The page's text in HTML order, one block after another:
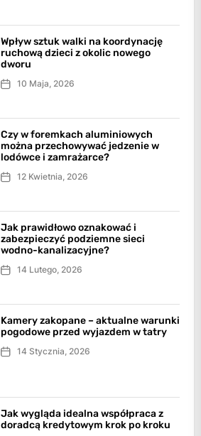
Wpływ sztuk walki na koordynację
ruchową dzieci z okolic nowego
dworu
10 Maja, 2026
Czy w foremkach aluminiowych
można przechowywać jedzenie w
lodówce i zamrażarce?
12 Kwietnia, 2026
Jak prawidłowo oznakować i
zabezpieczyć podziemne sieci
wodno-kanalizacyjne?
14 Lutego, 2026
Kamery zakopane – aktualne warunki
pogodowe przed wyjazdem w tatry
14 Stycznia, 2026
Jak wygląda idealna współpraca z
doradcą kredytowym krok po kroku